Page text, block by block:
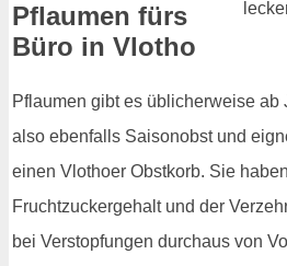
Pflaumen fürs
Büro in Vlotho
Pflaumen gibt es üblicherweise ab
also ebenfalls Saisonobst und
einen Vlothoer Obstkorb. Sie
Fruchtzuckergehalt und der
bei Verstopfungen durchaus von